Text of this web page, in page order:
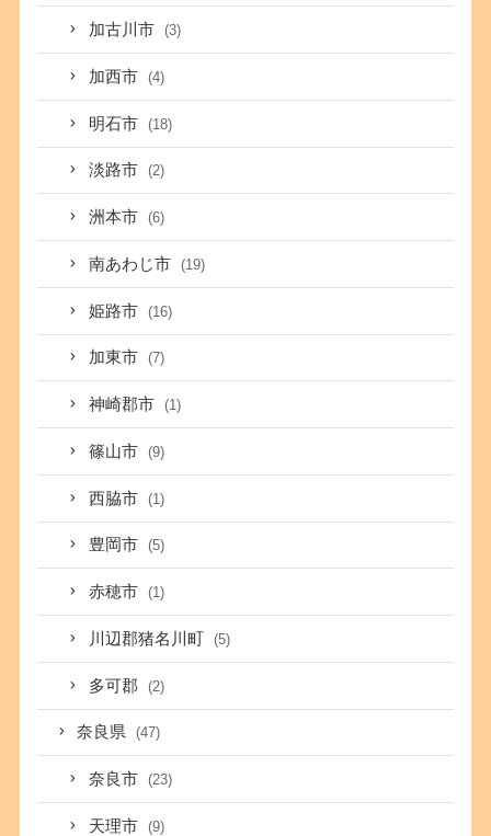
加古川市 (3)
加西市 (4)
明石市 (18)
淡路市 (2)
洲本市 (6)
南あわじ市 (19)
姫路市 (16)
加東市 (7)
神崎郡市 (1)
篠山市 (9)
西脇市 (1)
豊岡市 (5)
赤穂市 (1)
川辺郡猪名川町 (5)
多可郡 (2)
奈良県 (47)
奈良市 (23)
天理市 (9)